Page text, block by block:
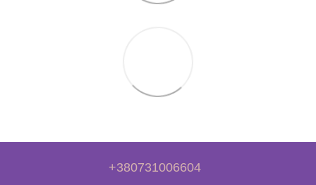
+380731006604